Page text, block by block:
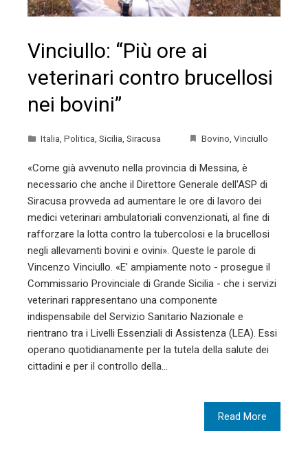
Vinciullo: “Più ore ai
veterinari contro brucellosi
nei bovini”
Italia Politica Sicilia Siracusa Bovino Vinciullo
«Come già avvenuto nella provincia di Messina, è
necessario che anche il Direttore​ Generale dell'ASP di
Siracusa provveda ad aumentare le ore di lavoro dei
medici veterinari ambulatoriali convenzionati, al fine di
rafforzare la lotta contro la tubercolosi e la brucellosi
negli allevamenti bovini e ovini».​ Queste le parole di
Vincenzo Vinciullo​. «​E​' ampiamente noto​ - prosegue il
Commissario Provinciale di Grande Sicilia - che i servizi
veterinari rappresentano una componente
indispensabile del Servizio Sanitario Nazionale e
rientrano tra i Livelli Essenziali di Assistenza (LEA). Essi
operano quotidianamente per la tutela della salute dei
cittadini e per il controllo della…
Read More